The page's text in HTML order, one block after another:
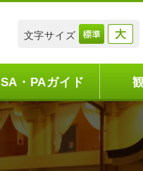
文字サイズ
SA・PAガイド